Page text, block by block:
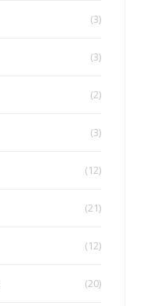
(3)
(3)
(2)
(3)
(12)
(21)
(12)
(20)